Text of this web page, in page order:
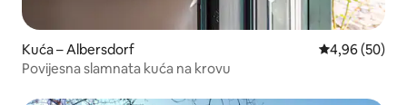
Kuća – Albersdorf Prosječna
4,96 (50)
Povijesna slamnata kuća na krovu